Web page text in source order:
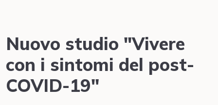
Nuovo studio "Vivere
con i sintomi del post-
COVID-19"